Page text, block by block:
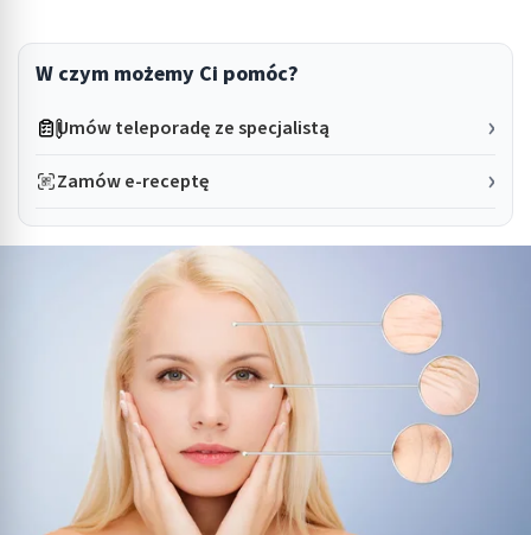
W czym możemy Ci pomóc?
Umów teleporadę ze specjalistą
Zamów e-receptę